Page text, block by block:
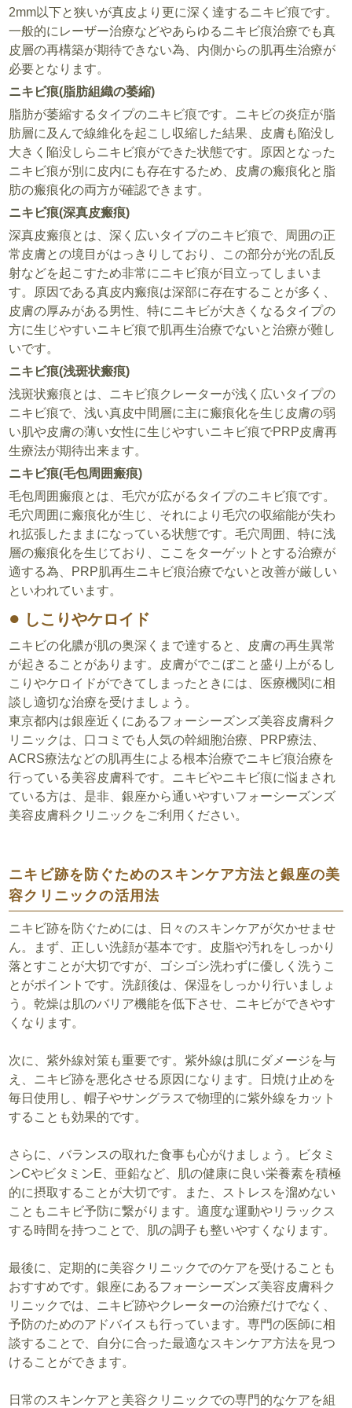
2mm以下と狭いが真皮より更に深く達するニキビ痕です。
一般的にレーザー治療などやあらゆるニキビ痕治療でも真
皮層の再構築が期待できない為、内側からの肌再生治療が
必要となります。
ニキビ痕(脂肪組織の萎縮)
脂肪が萎縮するタイプのニキビ痕です。ニキビの炎症が脂
肪層に及んで線維化を起こし収縮した結果、皮膚も陥没し
大きく陥没しらニキビ痕ができた状態です。原因となった
ニキビ痕が別に皮内にも存在するため、皮膚の瘢痕化と脂
肪の瘢痕化の両方が確認できます。
ニキビ痕(深真皮瘢痕)
深真皮瘢痕とは、深く広いタイプのニキビ痕で、周囲の正
常皮膚との境目がはっきりしており、この部分が光の乱反
射などを起こすため非常にニキビ痕が目立ってしまいま
す。原因である真皮内瘢痕は深部に存在することが多く、
皮膚の厚みがある男性、特にニキビが大きくなるタイプの
方に生じやすいニキビ痕で肌再生治療でないと治療が難し
いです。
ニキビ痕(浅斑状瘢痕)
浅斑状瘢痕とは、ニキビ痕クレーターが浅く広いタイプの
ニキビ痕で、浅い真皮中間層に主に瘢痕化を生じ皮膚の弱
い肌や皮膚の薄い女性に生じやすいニキビ痕でPRP皮膚再
生療法が期待出来ます。
ニキビ痕(毛包周囲瘢痕)
毛包周囲瘢痕とは、毛穴が広がるタイプのニキビ痕です。
毛穴周囲に瘢痕化が生じ、それにより毛穴の収縮能が失わ
れ拡張したままになっている状態です。毛穴周囲、特に浅
層の瘢痕化を生じており、ここをターゲットとする治療が
適する為、PRP肌再生ニキビ痕治療でないと改善が厳しい
といわれています。
しこりやケロイド
ニキビの化膿が肌の奥深くまで達すると、皮膚の再生異常
が起きることがあります。皮膚がでこぼこと盛り上がるし
こりやケロイドができてしまったときには、医療機関に相
談し適切な治療を受けましょう。
東京都内は銀座近くにあるフォーシーズンズ美容皮膚科ク
リニックは、口コミでも人気の幹細胞治療、PRP療法、
ACRS療法などの肌再生による根本治療でニキビ痕治療を
行っている美容皮膚科です。ニキビやニキビ痕に悩まされ
ている方は、是非、銀座から通いやすいフォーシーズンズ
美容皮膚科クリニックをご利用ください。
ニキビ跡を防ぐためのスキンケア方法と銀座の美
容クリニックの活用法
ニキビ跡を防ぐためには、日々のスキンケアが欠かせませ
ん。まず、正しい洗顔が基本です。皮脂や汚れをしっかり
落とすことが大切ですが、ゴシゴシ洗わずに優しく洗うこ
とがポイントです。洗顔後は、保湿をしっかり行いましょ
う。乾燥は肌のバリア機能を低下させ、ニキビができやす
くなります。
次に、紫外線対策も重要です。紫外線は肌にダメージを与
え、ニキビ跡を悪化させる原因になります。日焼け止めを
毎日使用し、帽子やサングラスで物理的に紫外線をカット
することも効果的です。
さらに、バランスの取れた食事も心がけましょう。ビタミ
ンCやビタミンE、亜鉛など、肌の健康に良い栄養素を積極
的に摂取することが大切です。また、ストレスを溜めない
こともニキビ予防に繋がります。適度な運動やリラックス
する時間を持つことで、肌の調子も整いやすくなります。
最後に、定期的に美容クリニックでのケアを受けることも
おすすめです。銀座にあるフォーシーズンズ美容皮膚科ク
リニックでは、ニキビ跡やクレーターの治療だけでなく、
予防のためのアドバイスも行っています。専門の医師に相
談することで、自分に合った最適なスキンケア方法を見つ
けることができます。
日常のスキンケアと美容クリニックでの専門的なケアを組